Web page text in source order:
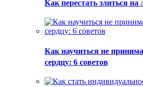
Как перестать злиться на
Как научиться не
сердцу: 6 советов